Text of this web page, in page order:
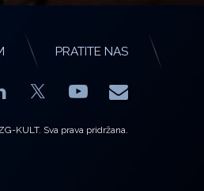
PRATITE NAS
YouTube
E-mail
KULT. Sva prava pridržana.